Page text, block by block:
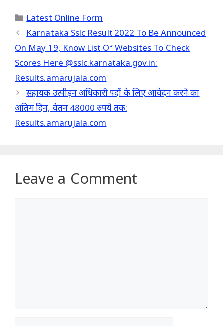
Categories
Latest Online Form
Karnataka Sslc Result 2022 To Be Announced
On May 19, Know List Of Websites To Check
Scores Here @sslc.karnataka.gov.in:
Results.amarujala.com
सहायक उत्पीड़न अधिकारी पदों के लिए आवेदन करने का
अंतिम दिन, वेतन 48000 रुपये तक:
Results.amarujala.com
Leave a Comment